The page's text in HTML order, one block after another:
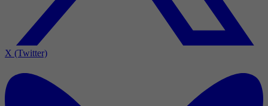
X (Twitter)